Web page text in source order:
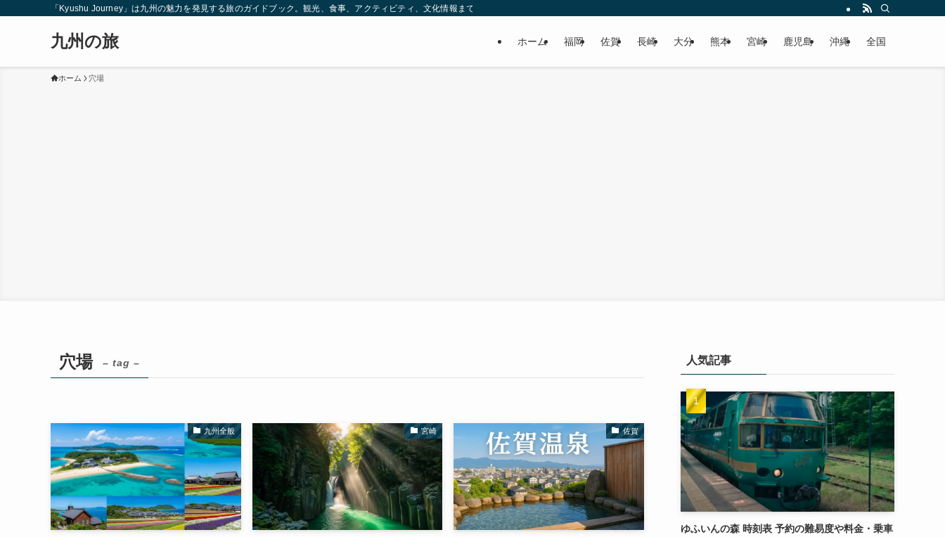
「Kyushu Journey」は九州の魅力を発見する旅のガイドブック。観光、食事、アクティビティ、文化情報まで、九州をもっと楽しむための情報をお届けします！
九州の旅 ホーム 福岡 佐賀 長崎 大分 熊本 宮崎 鹿児島 沖縄 全国
ホーム 穴場
穴場 – tag –
九州全般 宮崎 佐賀
人気記事
ゆふいんの森 時刻表 予約の難易度や料金・乗車